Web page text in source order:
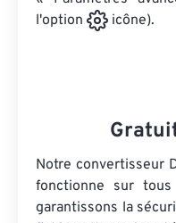
l'option
icône).
Notre convertisseur
fonctionne sur
garantissons la